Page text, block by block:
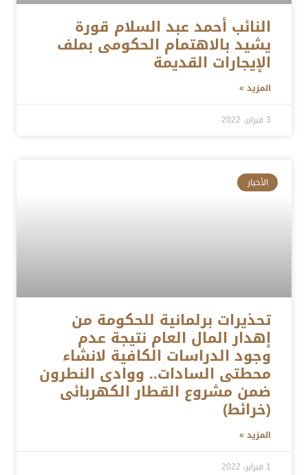
النائب أحمد عبد السلام قورة
يشيد بالاهتمام الحكومى بملف
الإيجارات القديمة
المزيد »
3 فبراير، 2022
الأخبار
تحذيرات برلمانية للحكومة من
إهدار المال العام نتيجة عدم
وجود الدراسات الكافية لانشاء
محطتى السادات.. ووادى النطرون
ضمن مشروع القطار الكهربائى
(خرائط)
المزيد »
1 فبراير، 2022